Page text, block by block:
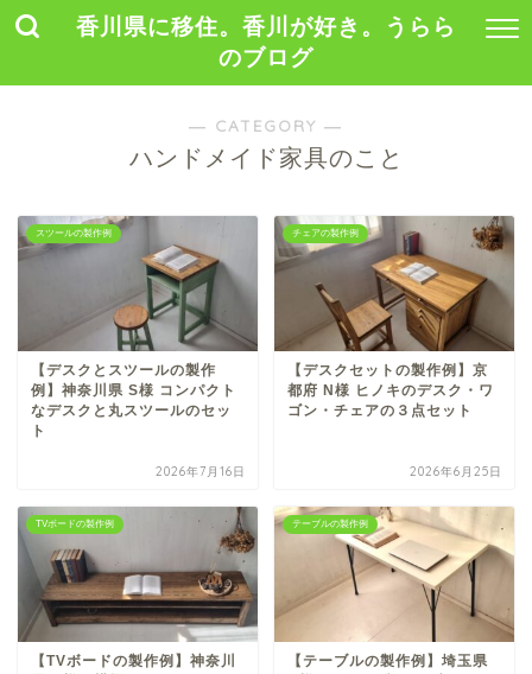
香川県に移住。香川が好き。うらら
のブログ
― CATEGORY ―
ハンドメイド家具のこと
スツールの製作例
【デスクとスツールの製作
例】神奈川県 S様 コンパクト
なデスクと丸スツールのセッ
ト
2026年7月16日
チェアの製作例
【デスクセットの製作例】京
都府 N様 ヒノキのデスク・ワ
ゴン・チェアの３点セット
2026年6月25日
TVボードの製作例
【TVボードの製作例】神奈川
テーブルの製作例
【テーブルの製作例】埼玉県